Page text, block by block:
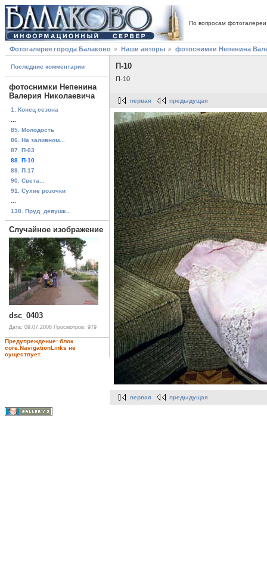
По вопросам
Фотогалерея города Балаково Наши авторы фотоснимки Непенина
Последние комментарии
фотоснимки Непенина
Валерия Николаевича
1. Конец сезона
85. Молодость
86. На заливном...
87. П-03
88. П-10
89. П-17
90. Света...
91. Сухие розочки
138. Пруд_девушк...
Случайное изображение
dsc_0403
Дата: 09.07.2008 Просмотров: 979
Предупреждение: блок
core.NavigationLinks не
существует.
П-10
П-10
первая предыдущая
первая предыдущая